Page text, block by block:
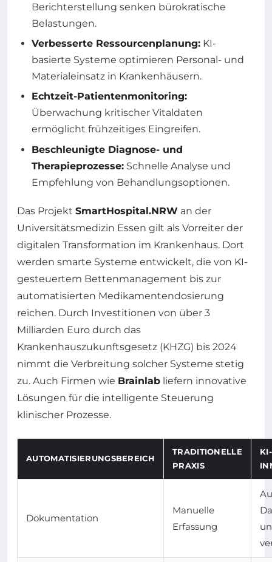
Berichterstellung senken bürokratische
Belastungen.
Verbesserte Ressourcenplanung: KI-
basierte Systeme optimieren Personal- und
Materialeinsatz in Krankenhäusern.
Echtzeit-Patientenmonitoring:
Überwachung kritischer Vitaldaten
ermöglicht frühzeitiges Eingreifen.
Beschleunigte Diagnose- und
Therapieprozesse: Schnelle Analyse und
Empfehlung von Behandlungsoptionen.
Das Projekt SmartHospital.NRW an der
Universitätsmedizin Essen gilt als Vorreiter der
digitalen Transformation im Krankenhaus. Dort
werden smarte Systeme entwickelt, die von KI-
gesteuertem Bettenmanagement bis zur
automatisierten Medikamentendosierung
reichen. Durch Investitionen von über 3
Milliarden Euro durch das
Krankenhauszukunftsgesetz (KHZG) bis 2024
nimmt die Verbreitung solcher Systeme stetig
zu. Auch Firmen wie Brainlab liefern innovative
Lösungen für die intelligente Steuerung
klinischer Prozesse.
AUTOMATISIERUNGSBEREICH
TRADITIONELLE
PRAXIS
Dokumentation
Manuelle
Erfassung